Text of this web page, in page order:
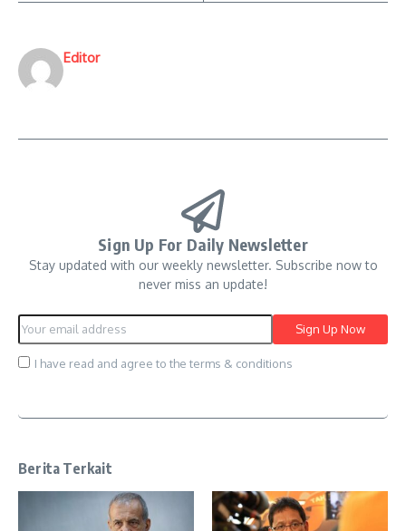
Editor
Sign Up For Daily Newsletter
Stay updated with our weekly newsletter. Subscribe now to
never miss an update!
I have read and agree to the terms & conditions
Berita Terkait